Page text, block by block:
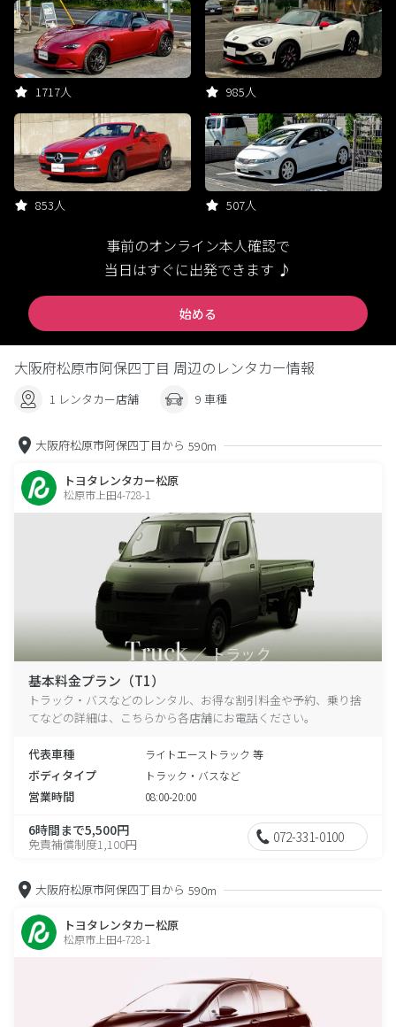
1717人 985人
853人 507人
事前のオンライン本人確認で
当日はすぐに出発できます ♪
始める
大阪府松原市阿保四丁目 周辺のレンタカー情報
1 レンタカー店舗 9 車種
大阪府松原市阿保四丁目から 590m
トヨタレンタカー松原
松原市上田4-728-1
基本料金プラン（T1）
トラック・バスなどのレンタル、お得な割引料金や予約、乗り捨
てなどの詳細は、こちらから各店舗にお電話ください。
代表車種 ライトエーストラック 等
ボディタイプ トラック・バスなど
営業時間 08:00-20:00
6時間まで5,500円
免責補償制度1,100円 072-331-0100
大阪府松原市阿保四丁目から 590m
トヨタレンタカー松原
松原市上田4-728-1